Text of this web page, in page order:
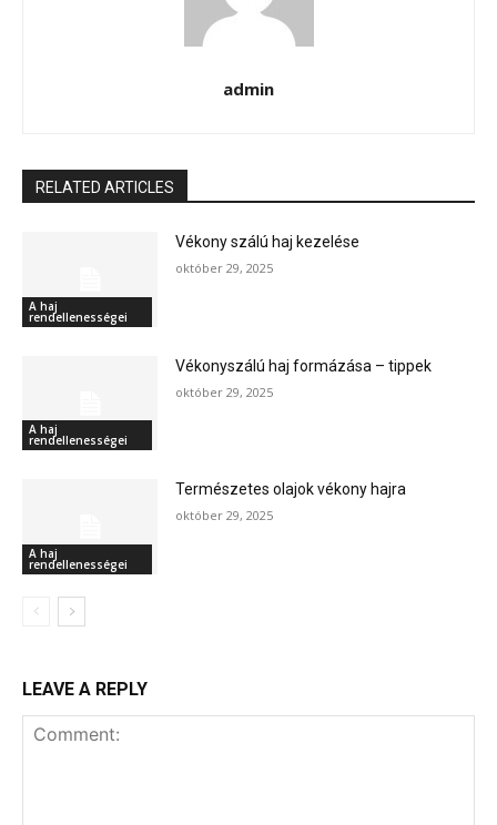
admin
RELATED ARTICLES
A haj
rendellenességei
Vékony szálú haj kezelése
október 29, 2025
A haj
rendellenességei
Vékonyszálú haj formázása – tippek
október 29, 2025
A haj
rendellenességei
Természetes olajok vékony hajra
október 29, 2025
LEAVE A REPLY